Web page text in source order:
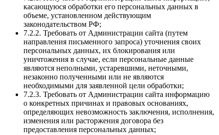
касающуюся обработки его персональных данных в
объеме, установленном действующим
законодательством РФ;
7.2.2. Требовать от Администрации сайта (путем
направления письменного запроса) уточнения своих
персональных данных, их блокирования или
уничтожения в случае, если персональные данные
являются неполными, устаревшими, неточными,
незаконно полученными или не являются
необходимыми для заявленной цели обработки;
7.2.3. Требовать от Администрации сайта информацию
о конкретных причинах и правовых основаниях,
определяющих невозможность заключения, исполнения,
изменения или расторжения договора без
предоставления персональных данных;